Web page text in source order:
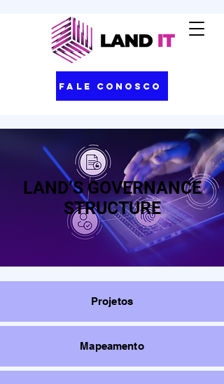
Fale Conosco
LAND’S GOVERNANCE
STRUCTURE
Projetos
Mapeamento